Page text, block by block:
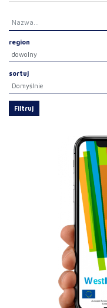
region
sortuj
Filtruj